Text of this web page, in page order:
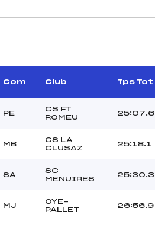
Distance :
Point Haut :
Montée Max. :
Com Club Tps Tot
PE
CS FT
ROMEU
25:07.6
MB
CS LA
CLUSAZ
25:18.1
SA
SC
MENUIRES
25:30.3
MJ
OYE-
PALLET
26:56.9